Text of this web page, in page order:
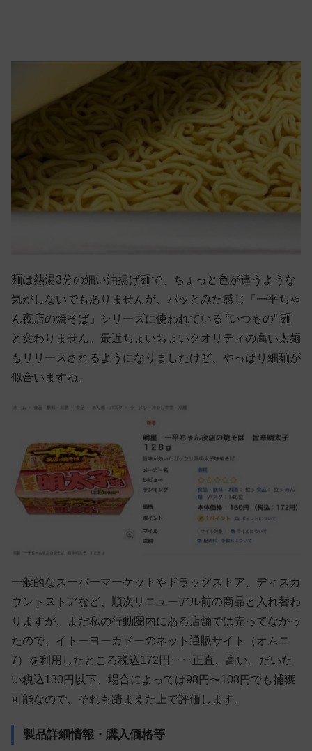
麺は熱湯3分の細い油揚げ麺で、ちょっと色が違うような
気がしないでもありませんが、パッとみた感じ「一平ちゃ
ん夜店の焼そば」シリーズに使われている “いつもの” 麺
と変わりません。最近ちょいちょいクオリティの高い太麺
もリリースされるようになりましたけど、やっぱり細麺が
似合いますね。
一般的なスーパーマーケットやドラッグストア、ディスカ
ウントストアなど、順次リニューアル前の商品と入れ替わ
りますが、まだ私の行動圏内にある店舗では売ってなかっ
たので、イトーヨーカドーのネット通販サイト（オムニ
7）を利用したところ税込172円‥‥正直、高い。だいた
い税込130円以下、場合によっては98円〜108円でも捕獲
可能なので、それも踏まえた上で評価します。
製品詳細情報・購入価格等